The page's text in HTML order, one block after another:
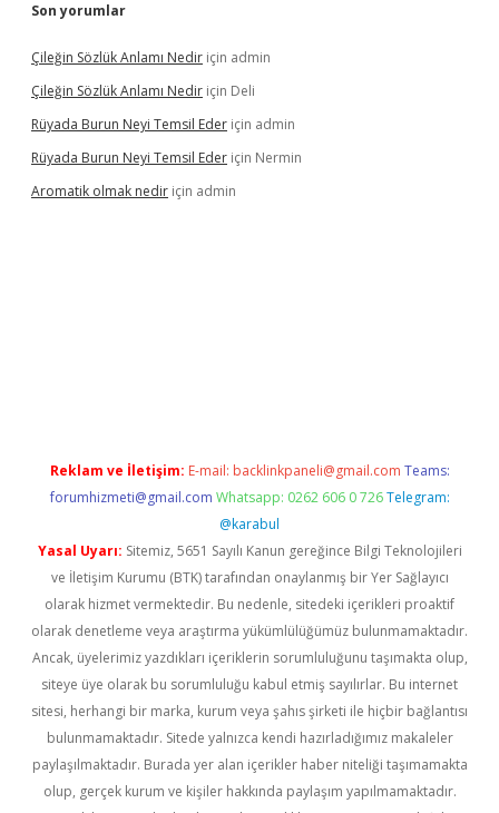
Son yorumlar
Çileğin Sözlük Anlamı Nedir için admin
Çileğin Sözlük Anlamı Nedir için Deli
Rüyada Burun Neyi Temsil Eder için admin
Rüyada Burun Neyi Temsil Eder için Nermin
Aromatik olmak nedir için admin
Reklam ve İletişim: E-mail: backlinkpaneli@gmail.com Teams:
forumhizmeti@gmail.com Whatsapp: 0262 606 0 726 Telegram:
@karabul
Yasal Uyarı: Sitemiz, 5651 Sayılı Kanun gereğince Bilgi Teknolojileri
ve İletişim Kurumu (BTK) tarafından onaylanmış bir Yer Sağlayıcı
olarak hizmet vermektedir. Bu nedenle, sitedeki içerikleri proaktif
olarak denetleme veya araştırma yükümlülüğümüz bulunmamaktadır.
Ancak, üyelerimiz yazdıkları içeriklerin sorumluluğunu taşımakta olup,
siteye üye olarak bu sorumluluğu kabul etmiş sayılırlar. Bu internet
sitesi, herhangi bir marka, kurum veya şahıs şirketi ile hiçbir bağlantısı
bulunmamaktadır. Sitede yalnızca kendi hazırladığımız makaleler
paylaşılmaktadır. Burada yer alan içerikler haber niteliği taşımamakta
olup, gerçek kurum ve kişiler hakkında paylaşım yapılmamaktadır.